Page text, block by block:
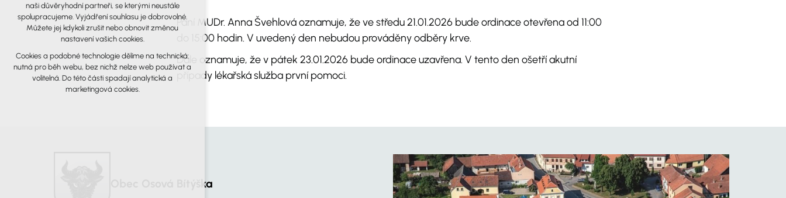
Paní MUDr. Anna Švehlová oznamuje, že ve středu 21.01.2026 bude ordinace otevřena od 11:00
do 15:00 hodin. V uvedený den nebudou prováděny odběry krve.
Dále oznamuje, že v pátek 23.01.2026 bude ordinace uzavřena. V tento den ošetří akutní
případy lékařská služba první pomoci.
Obec Osová Bítýška
marketingová cookies (Google)
Více informací o cookies na našem webu
Přijmout všechny cookies
Odmítnout vše
naši důvěryhodní partneři, se kterými neustále
spolupracujeme. Vyjádření souhlasu je dobrovolné.
Můžete jej kdykoli zrušit nebo obnovit změnou
nastavení vašich cookies.
Cookies a podobné technologie dělíme na technická:
nutná pro běh webu, bez nichž nelze web používat a
volitelná. Do této části spadají analytická a
marketingová cookies.